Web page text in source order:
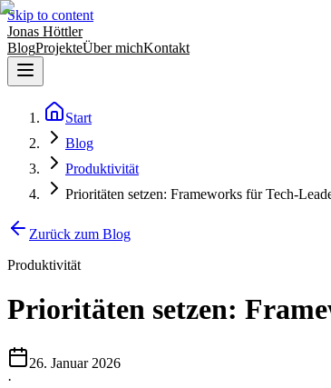
Skip to content
Jonas Höttler
BlogProjekteÜber michKontakt
Start
Blog
Produktivität
Prioritäten setzen: Frameworks für Tech-
Zurück zum Blog
Produktivität
Prioritäten setzen:
26. Januar 2026
·